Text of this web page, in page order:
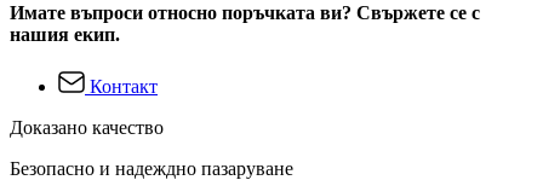
Имате въпроси относно поръчката ви? Свържете се с
нашия екип.
Контакт
Доказано качество
Безопасно и надеждно пазаруване